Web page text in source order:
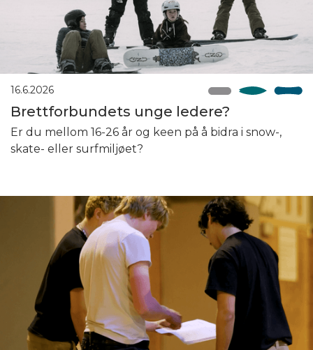
16.6.2026
Brettforbundets unge ledere?
Er du mellom 16-26 år og keen på å bidra i snow-,
skate- eller surfmiljøet?